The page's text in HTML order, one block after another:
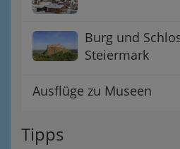
Burg und
Steiermark
Ausflüge zu Museen
Tipps